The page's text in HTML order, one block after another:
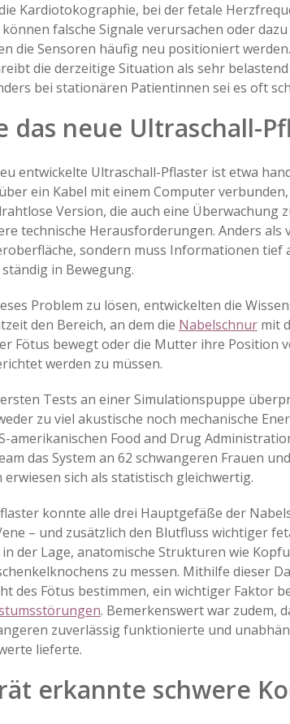
Kardiotokographie, bei der fetale
können falsche Signale verursachen oder
die Sensoren häufig neu positioniert
die derzeitige Situation als sehr
bei stationären Patientinnen sei es oft
das neue Ultraschall-
entwickelte Ultraschall-Pflaster ist etwa
ein Kabel mit einem Computer
Version, die auch eine Überwachung
technische Herausforderungen. Anders
sondern muss Informationen tief
in Bewegung.
Problem zu lösen, entwickelten die
den Bereich, an dem die Nabelschnur mit
Fötus bewegt oder die Mutter ihre Position
werden zu müssen.
Tests an einer Simulationspuppe
zu viel akustische noch mechanische
amerikanischen Food and Drug
das System an 62 schwangeren Frauen
erwiesen sich als statistisch gleichwertig.
konnte alle drei Hauptgefäße der
– und zusätzlich den Blutfluss wichtiger
der Lage, anatomische Strukturen wie
zu messen. Mithilfe dieser
des Fötus bestimmen, ein wichtiger Faktor
. Bemerkenswert war zudem,
zuverlässig funktionierte und
lieferte.
erkannte schwere